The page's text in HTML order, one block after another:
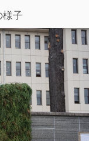
様子